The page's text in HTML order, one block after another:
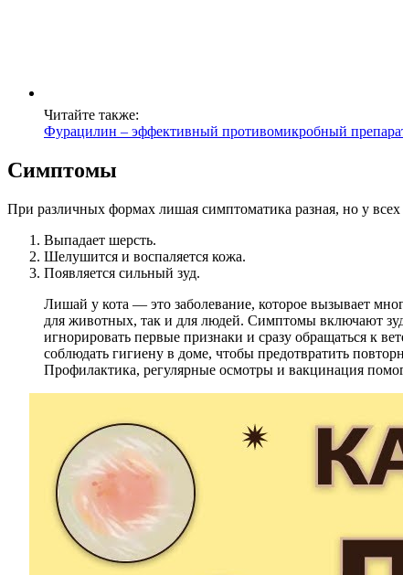
Читайте также:
Фурацилин – эффективный противомикробный
Симптомы
При различных формах лишая симптоматика разная, но у
Выпадает шерсть.
Шелушится и воспаляется кожа.
Появляется сильный зуд.
Лишай у кота — это заболевание, которое вызывает
для животных, так и для людей. Симптомы включают
игнорировать первые признаки и сразу обращаться к
соблюдать гигиену в доме, чтобы предотвратить
Профилактика, регулярные осмотры и вакцинация